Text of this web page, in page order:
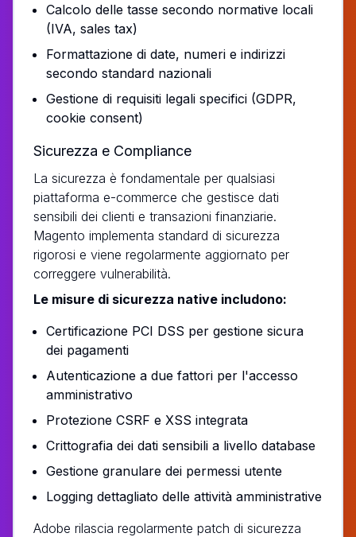
Calcolo delle tasse secondo normative locali
(IVA, sales tax)
Formattazione di date, numeri e indirizzi
secondo standard nazionali
Gestione di requisiti legali specifici (GDPR,
cookie consent)
Sicurezza e Compliance
La sicurezza è fondamentale per qualsiasi
piattaforma e-commerce che gestisce dati
sensibili dei clienti e transazioni finanziarie.
Magento implementa standard di sicurezza
rigorosi e viene regolarmente aggiornato per
correggere vulnerabilità.
Le misure di sicurezza native includono:
Certificazione PCI DSS per gestione sicura
dei pagamenti
Autenticazione a due fattori per l'accesso
amministrativo
Protezione CSRF e XSS integrata
Crittografia dei dati sensibili a livello database
Gestione granulare dei permessi utente
Logging dettagliato delle attività amministrative
Adobe rilascia regolarmente patch di sicurezza